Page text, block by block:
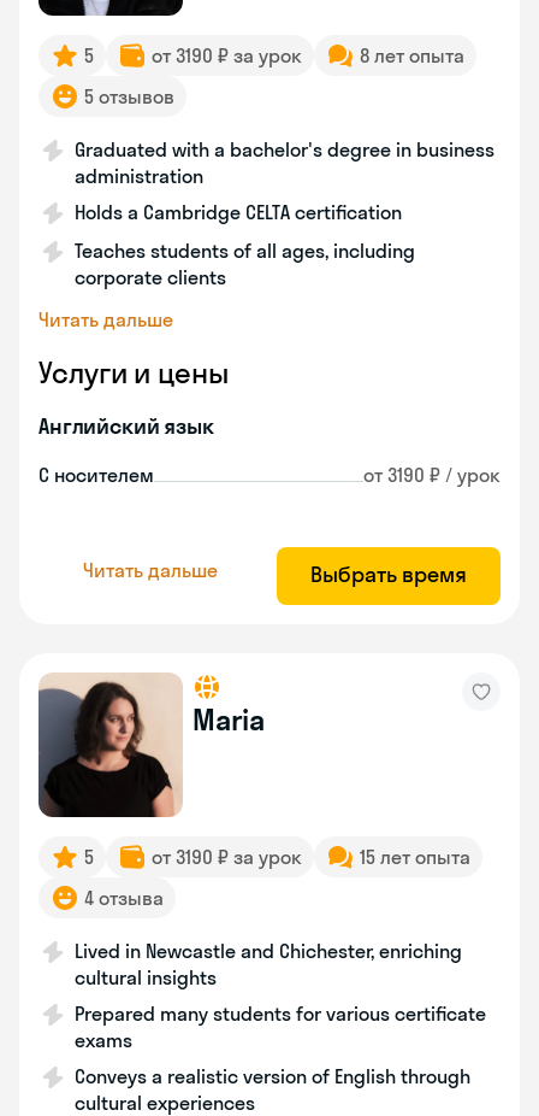
5 от 3190 ₽ за урок
8 лет опыта
5 отзывов
Graduated with a bachelor's degree in business
administration
Holds a Cambridge CELTA certification
Teaches students of all ages, including
corporate clients
Читать дальше
Услуги и цены
Английский язык
С носителем от 3190 ₽ / урок
Читать дальше Выбрать время
Maria
5 от 3190 ₽ за урок
15 лет опыта
4 отзыва
Lived in Newcastle and Chichester, enriching
cultural insights
Prepared many students for various certificate
exams
Conveys a realistic version of English through
cultural experiences